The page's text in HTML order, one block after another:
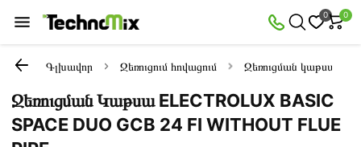
0 0
Գլխավոր Ջեռուցում հովացում Ջեռուցման կաթսաներ
Ջեռուցման Կաթսա ELECTROLUX BASIC
SPACE DUO GCB 24 FI WITHOUT FLUE